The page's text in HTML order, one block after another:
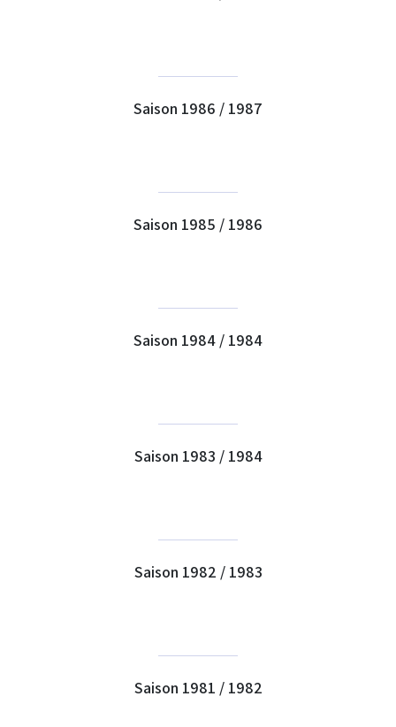
Saison 1986 / 1987
Saison 1985 / 1986
Saison 1984 / 1984
Saison 1983 / 1984
Saison 1982 / 1983
Saison 1981 / 1982